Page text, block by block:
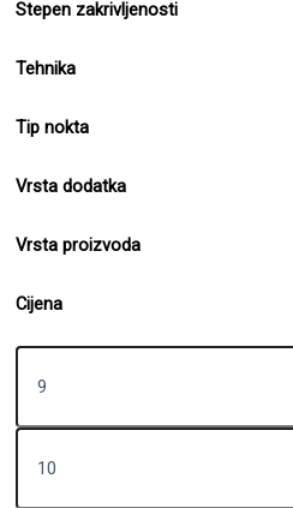
Stepen zakrivljenosti
Tehnika
Tip nokta
Vrsta dodatka
Vrsta proizvoda
Cijena